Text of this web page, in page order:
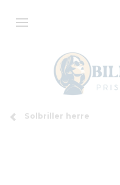
Solbriller herre